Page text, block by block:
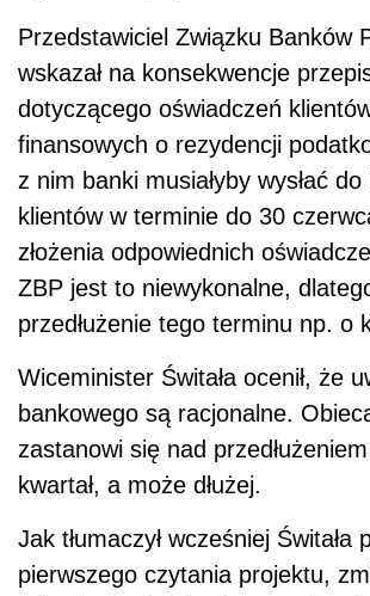
Przedstawiciel Związku Banków
wskazał na konsekwencje
dotyczącego oświadczeń
finansowych o rezydencji
z nim banki musiałyby wysłać
klientów w terminie do 30
złożenia odpowiednich
ZBP jest to niewykonalne,
przedłużenie tego terminu np. o
Wiceminister Świtała ocenił, że
bankowego są racjonalne.
zastanowi się nad
kwartał, a może dłużej.
Jak tłumaczył wcześniej Świtała
pierwszego czytania projektu,